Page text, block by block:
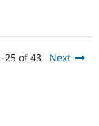
25 of 43 Next